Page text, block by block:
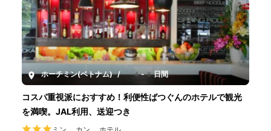
ホーチミン(ベトナム) / 4-8日間
コスパ重視派におすすめ！利便性ばつぐんのホテルで観光
を満喫。JAL利用、送迎つき